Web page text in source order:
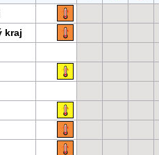
kraj